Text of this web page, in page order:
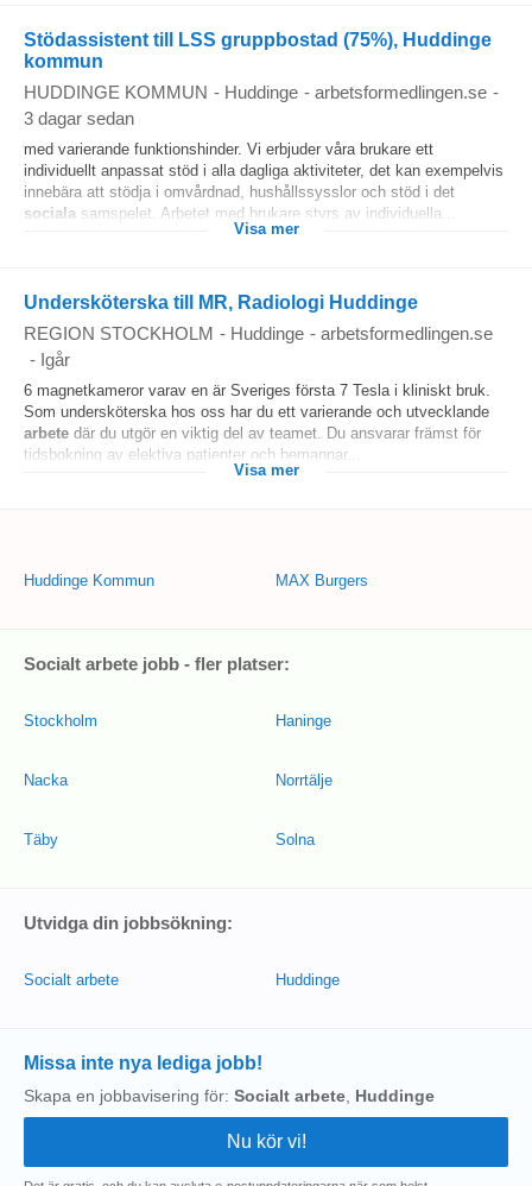
Stödassistent till LSS gruppbostad (75%), Huddinge
kommun
HUDDINGE KOMMUN - Huddinge - arbetsformedlingen.se -
3 dagar sedan
med varierande funktionshinder. Vi erbjuder våra brukare ett
individuellt anpassat stöd i alla dagliga aktiviteter, det kan exempelvis
innebära att stödja i omvårdnad, hushållssysslor och stöd i det
sociala samspelet. Arbetet med brukare styrs av individuella...
Visa mer
Undersköterska till MR, Radiologi Huddinge
REGION STOCKHOLM - Huddinge - arbetsformedlingen.se
- Igår
6 magnetkameror varav en är Sveriges första 7 Tesla i kliniskt bruk.
Som undersköterska hos oss har du ett varierande och utvecklande
arbete där du utgör en viktig del av teamet. Du ansvarar främst för
tidsbokning av elektiva patienter och bemannar...
Visa mer
Huddinge Kommun MAX Burgers
Socialt arbete jobb - fler platser:
Stockholm
Nacka
Täby
Haninge
Norrtälje
Solna
Utvidga din jobbsökning:
Socialt arbete Huddinge
Missa inte nya lediga jobb!
Skapa en jobbavisering för: Socialt arbete Huddinge